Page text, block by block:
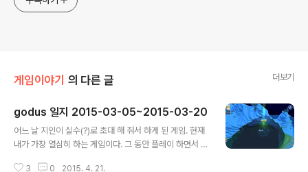
게임이야기 의 다른 글 더보기
godus 일지 2015-03-05~2015-03-20
어느 날 지인이 실수(?)로 초대 해 줘서 하게 된 게임. 현재
내가 가장 열심히 하는 게임이다. 그 동안 플레이 하면서 남
3 0 2015. 4. 21.